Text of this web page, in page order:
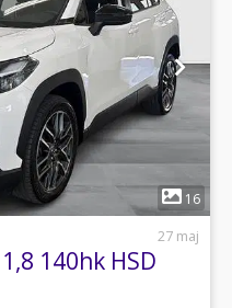
16
27 maj
140hk HSD